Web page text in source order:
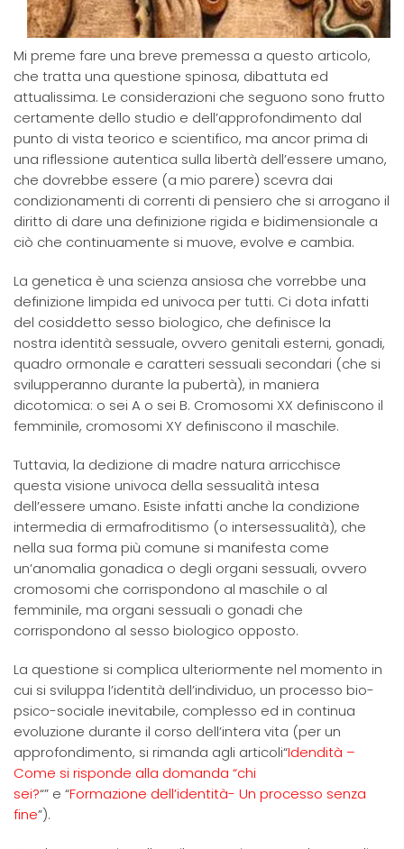
Mi preme fare una breve premessa a questo articolo,
che tratta una questione spinosa, dibattuta ed
attualissima. Le considerazioni che seguono sono frutto
certamente dello studio e dell’approfondimento dal
punto di vista teorico e scientifico, ma ancor prima di
una riflessione autentica sulla libertà dell’essere umano,
che dovrebbe essere (a mio parere) scevra dai
condizionamenti di correnti di pensiero che si arrogano il
diritto di dare una definizione rigida e bidimensionale a
ciò che continuamente si muove, evolve e cambia.
La genetica è una scienza ansiosa che vorrebbe una
definizione limpida ed univoca per tutti. Ci dota infatti
del cosiddetto sesso biologico, che definisce la
nostra identità sessuale, ovvero genitali esterni, gonadi,
quadro ormonale e caratteri sessuali secondari (che si
svilupperanno durante la pubertà), in maniera
dicotomica: o sei A o sei B. Cromosomi XX definiscono il
femminile, cromosomi XY definiscono il maschile.
Tuttavia, la dedizione di madre natura arricchisce
questa visione univoca della sessualità intesa
dell’essere umano. Esiste infatti anche la condizione
intermedia di ermafroditismo (o intersessualità), che
nella sua forma più comune si manifesta come
un’anomalia gonadica o degli organi sessuali, ovvero
cromosomi che corrispondono al maschile o al
femminile, ma organi sessuali o gonadi che
corrispondono al sesso biologico opposto.
La questione si complica ulteriormente nel momento in
cui si sviluppa l’identità dell’individuo, un processo bio-
psico-sociale inevitabile, complesso ed in continua
evoluzione durante il corso dell’intera vita (per un
approfondimento, si rimanda agli articoli“Idendità –
Come si risponde alla domanda “chi
sei?“” e “Formazione dell’identità- Un processo senza
fine”).